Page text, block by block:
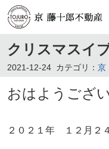
クリスマスイ
2021-12-24 カテゴリ： 京
おはようござ
２０２１年 １２月